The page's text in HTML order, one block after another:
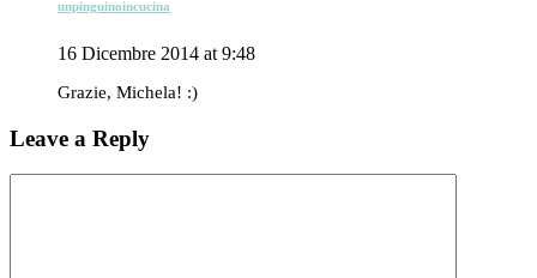
unpinguinoincucina
16 Dicembre 2014 at 9:48
Grazie, Michela! :)
Leave a Reply